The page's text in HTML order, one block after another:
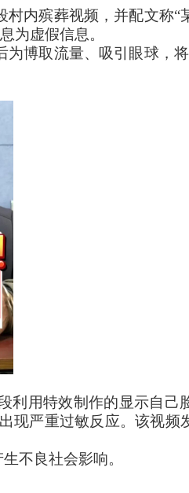
内殡葬视频，并配文称“
为虚假信息。
博取流量、吸引眼球，
利用特效制作的显示自己
现严重过敏反应。该视频
不良社会影响。